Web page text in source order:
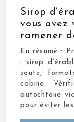
Sirop
vous
ramener
En résumé :
: sirop
soute,
cabine.
autochtone
pour éviter